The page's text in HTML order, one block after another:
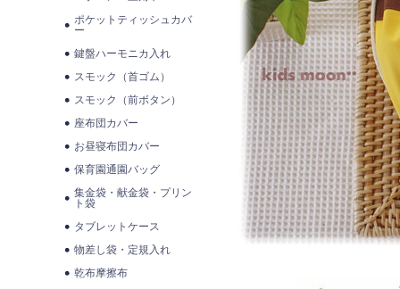
ポケットティッシュカバ
ー
鍵盤ハーモニカ入れ
スモック（首ゴム）
スモック（前ボタン）
座布団カバー
お昼寝布団カバー
保育園通園バッグ
集金袋・献金袋・プリン
ト袋
タブレットケース
物差し袋・定規入れ
乾布摩擦布